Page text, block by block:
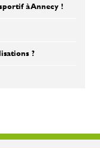
à Annecy !
?